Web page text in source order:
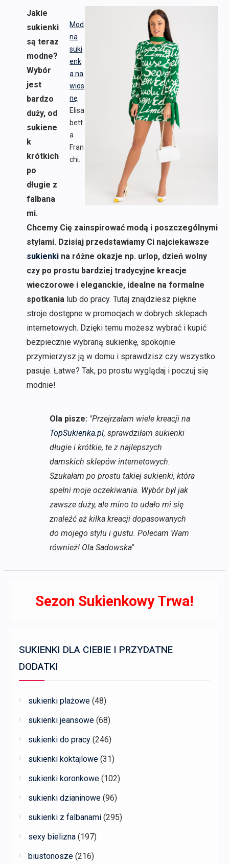
Mod
na
suki
enk
a na
wios
nę
Elisa
bett
a
Fran
chi.
Jakie
sukienki
są teraz
modne?
Wybór
jest
bardzo
duży, od
sukiene
k
krótkich
po
długie z
falbana
mi.
Chcemy Cię zainspirować modą i poszczególnymi
stylami. Dzisiaj przedstawiamy Ci najciekawsze
sukienkina różne okazje np. urlop, dzień wolny
czy po prostu bardziej tradycyjne kreacje
wieczorowe i eleganckie, idealne na formalne
spotkania lub do pracy. Tutaj znajdziesz piękne
stroje dostępne w promocjach w dobrych sklepach
internetowych. Dzięki temu możesz wybrać i kupić
bezpiecznie wybraną sukienkę, spokojnie
przymierzysz ją w domu i sprawdzisz czy wszystko
pasuje. Łatwe? Tak, po prostu wyglądaj i poczuj się
modnie!
Ola pisze: "Przejrzałam wiele kreacji na
TopSukienka.pl, sprawdziłam sukienki
długie i krótkie, te z najlepszych
damskich sklepów internetowych.
Szukałam po prostu takiej sukienki, która
spełni moje oczekiwania. Wybór był jak
zawsze duży, ale mino to udało mi się
znaleźć aż kilka kreacji dopasowanych
do mojego stylu i gustu. Polecam Wam
również! Ola Sadowska"
Sezon Sukienkowy Trwa!
SUKIENKI DLA CIEBIE I PRZYDATNE
DODATKI
sukienki plażowe (48)
sukienki jeansowe (68)
sukienki do pracy (246)
sukienki koktajlowe (31)
sukienki koronkowe (102)
sukienki dzianinowe (96)
sukienki z falbanami (295)
sexy bielizna (197)
biustonosze (216)